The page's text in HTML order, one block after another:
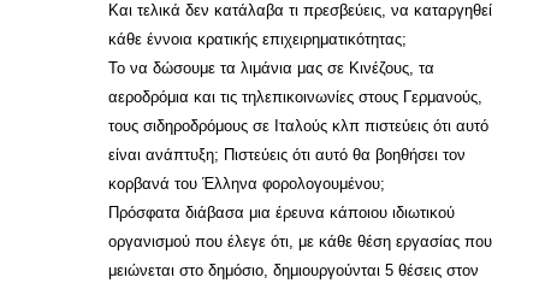
Και τελικά δεν κατάλαβα τι πρεσβεύεις, να καταργηθεί
κάθε έννοια κρατικής επιχειρηματικότητας;
Το να δώσουμε τα λιμάνια μας σε Κινέζους, τα
αεροδρόμια και τις τηλεπικοινωνίες στους Γερμανούς,
τους σιδηροδρόμους σε Ιταλούς κλπ πιστεύεις ότι αυτό
είναι ανάπτυξη; Πιστεύεις ότι αυτό θα βοηθήσει τον
κορβανά του Έλληνα φορολογουμένου;
Πρόσφατα διάβασα μια έρευνα κάποιου ιδιωτικού
οργανισμού που έλεγε ότι, με κάθε θέση εργασίας που
μειώνεται στο δημόσιο, δημιουργούνται 5 θέσεις στον